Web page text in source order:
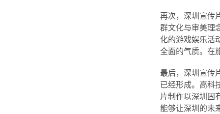
再次，深圳宣传
群文化与审美理
化的游戏娱乐活
全面的气质。在
最后，深圳宣传
已经形成。高科
片制作以深圳固
能够让深圳的未